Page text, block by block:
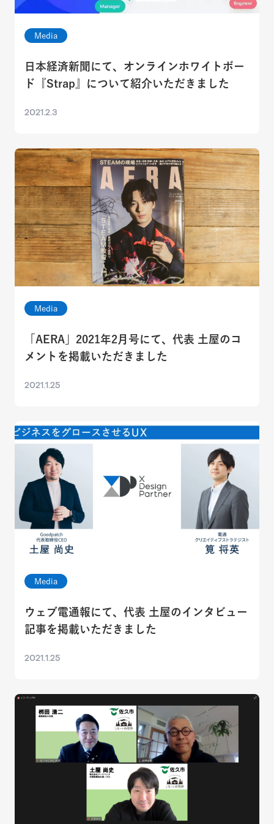
Media
日本経済新聞にて、オンラインホワイトボー
ド『Strap』について紹介いただきました
2021.2.3
Media
「AERA」2021年2月号にて、代表 土屋のコ
メントを掲載いただきました
2021.1.25
Media
ウェブ電通報にて、代表 土屋のインタビュー
記事を掲載いただきました
2021.1.25